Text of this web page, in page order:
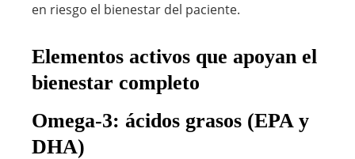
en riesgo el bienestar del paciente.
Elementos activos que apoyan el
bienestar completo
Omega-3: ácidos grasos (EPA y
DHA)